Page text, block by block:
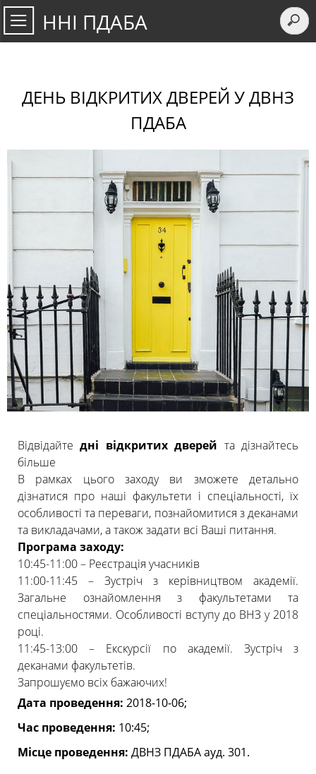
ННІ ПДАБА
ДЕНЬ ВІДКРИТИХ ДВЕРЕЙ У ДВНЗ
ПДАБА
Відвідайтедні відкритих дверей та дізнайтесь
більше
В рамках цього заходу ви зможете детально
дізнатися про наші факультети і спеціальності, їх
особливості та переваги, познайомитися з деканами
та викладачами, а також задати всі Ваші питання.
Програма заходу:
10:45-11:00 – Реєстрація учасників
11:00-11:45 – Зустріч з керівництвом академії.
Загальне ознайомлення з факультетами та
спеціальностями. Особливості вступу до ВНЗ у 2018
році.
11:45-13:00 – Екскурсії по академії. Зустріч з
деканами факультетів.
Запрошуємо всіх бажаючих!
Дата проведення: 2018-10-06;
Час проведення: 10:45;
Місце проведення: ДВНЗ ПДАБА ауд. 301.